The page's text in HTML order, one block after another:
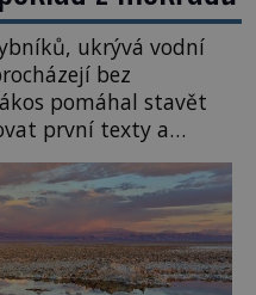
ukrývá vodní
bez
pomáhal stavět
první texty a
skromná, ale
už tisíce let.
jako obyčejnou kulisu
podívat […]